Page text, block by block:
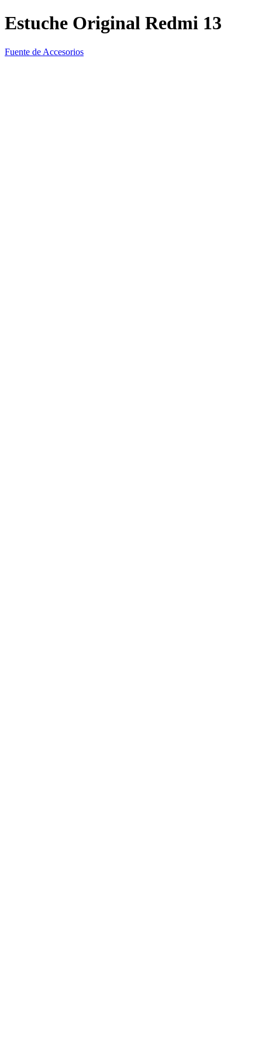
Estuche Original Redmi 13
Fuente de Accesorios